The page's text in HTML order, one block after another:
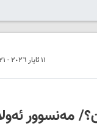
١١ ئایار ٢٠٢٦ - ٠٩:٢١
مەنسوور